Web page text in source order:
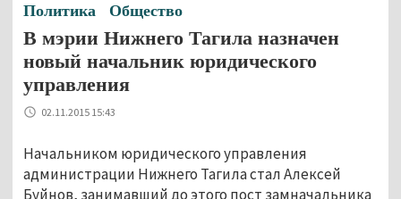
Политика Общество
В мэрии Нижнего Тагила назначен
новый начальник юридического
управления
02.11.2015 15:43
Начальником юридического управления
администрации Нижнего Тагила стал Алексей
Буйнов, занимавший до этого пост замначальника